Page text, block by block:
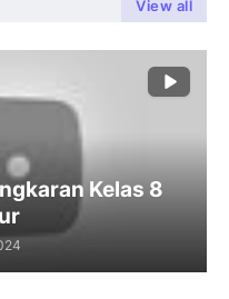
View all
Kelas 8